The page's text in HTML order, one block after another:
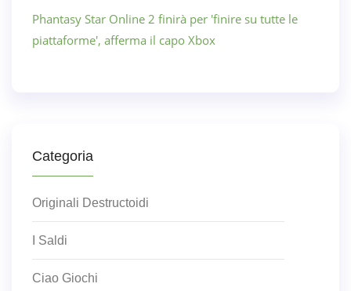
Phantasy Star Online 2 finirà per 'finire su tutte le
piattaforme', afferma il capo Xbox
Categoria
Originali Destructoidi
I Saldi
Ciao Giochi